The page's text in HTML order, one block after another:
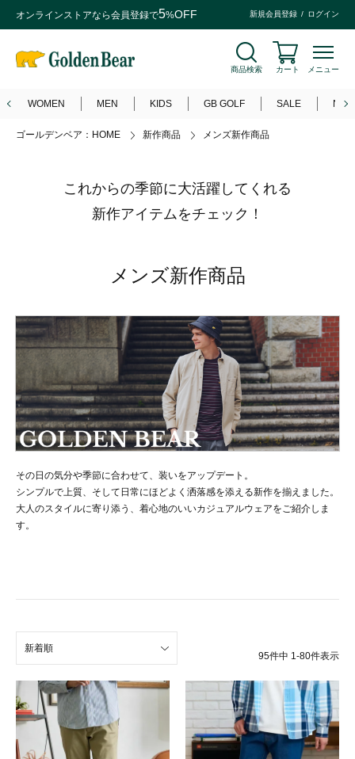
オンラインストアなら会員登録で5%OFF 新規会員登録 ログイン
商品検索 カート メニュー
WOMEN MEN KIDS GB GOLF SALE
ゴールデンベア：HOME 新作商品 メンズ新作商品
これからの季節に大活躍してくれる
新作アイテムをチェック！
メンズ新作商品
その日の気分や季節に合わせて、装いをアップデート。
シンプルで上質、そして日常にほどよく洒落感を添える新作を揃えました。
大人のスタイルに寄り添う、着心地のいいカジュアルウェアをご紹介しま
す。
新着順
95件中 1 -80件表示